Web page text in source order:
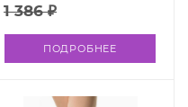
1 386 ₽
ПОДРОБНЕЕ